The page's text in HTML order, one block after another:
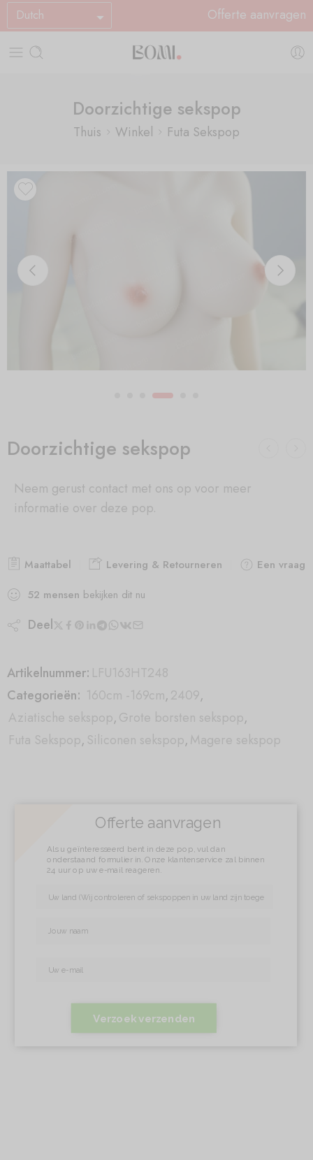
Dutch Offerte aanvragen
Doorzichtige sekspop
Thuis Winkel Futa Sekspop
Doorzichtige sekspop
Neem gerust contact met ons op voor meer
informatie over deze pop.
Maattabel Levering & Retourneren
Een vraag
52 mensen bekijken dit nu
Deel
Artikelnummer: LFU163HT248
Categorieën: 160cm -169cm,2409,
Aziatische sekspop,Grote borsten sekspop,
Futa Sekspop, Siliconen sekspop,Magere sekspop
Offerte aanvragen
Als u geïnteresseerd bent in deze pop, vul dan
onderstaand formulier in. Onze klantenservice zal binnen
24 uur op uw e-mail reageren.
Verzoek verzenden